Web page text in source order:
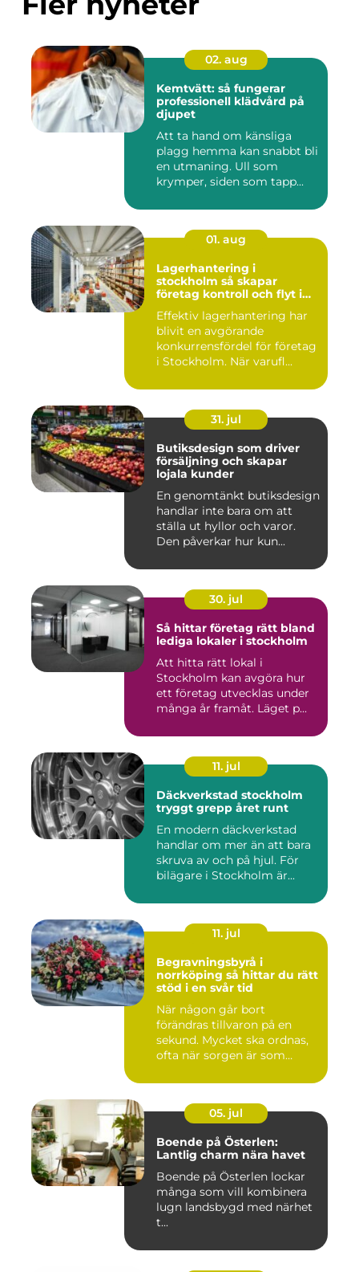
02. aug
Kemtvätt: så fungerar
professionell klädvård på
djupet
Att ta hand om känsliga
plagg hemma kan snabbt bli
en utmaning. Ull som
krymper, siden som tapp...
01. aug
Lagerhantering i
stockholm så skapar
företag kontroll och flyt i
Effektiv lagerhantering har
blivit en avgörande
konkurrensfördel för företag
i Stockholm. När varufl...
31. jul
Butiksdesign som driver
försäljning och skapar
lojala kunder
En genomtänkt butiksdesign
handlar inte bara om att
ställa ut hyllor och varor.
Den påverkar hur kun...
30. jul
Så hittar företag rätt bland
lediga lokaler i stockholm
Att hitta rätt lokal i
Stockholm kan avgöra hur
ett företag utvecklas under
många år framåt. Läget p...
11. jul
Däckverkstad stockholm
tryggt grepp året runt
En modern däckverkstad
handlar om mer än att bara
skruva av och på hjul. För
bilägare i Stockholm är...
11. jul
Begravningsbyrå i
norrköping så hittar du rätt
stöd i en svår tid
När någon går bort
förändras tillvaron på en
sekund. Mycket ska ordnas,
ofta när sorgen är som
05. jul
Boende på Österlen:
Lantlig charm nära havet
Boende på Österlen lockar
många som vill kombinera
lugn landsbygd med närhet
t...